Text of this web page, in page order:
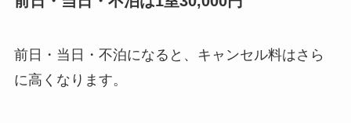
前日・当日・不泊になると、キャンセル料はさら
に高くなります。